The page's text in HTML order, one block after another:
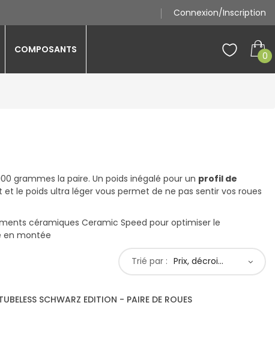
Connexion/Inscription
COMPOSANTS
0
grammes la paire. Un poids inégalé pour un profil de
le poids ultra léger vous permet de ne pas sentir vos roues
céramiques Ceramic Speed pour optimiser le
en montée
Trié par : Prix, décroissant
SCHWARZ EDITION - PAIRE DE ROUES